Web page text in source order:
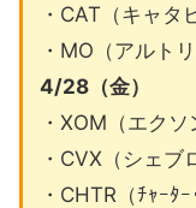
・CAT（キャタ
・MO（アルト
4/28（金）
・XOM（エクソ
・CVX（シェブ
・CHTR（ﾁｬｰﾀｰ